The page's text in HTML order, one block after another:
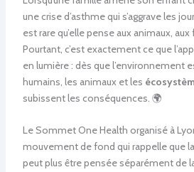
une crise d’asthme qui s’aggrave les
est rare qu’elle pense aux animaux,
Pourtant, c’est exactement ce que
en lumière : dès que l’environnement
humains, les animaux et les
subissent les conséquences. 🌍
Le Sommet One Health organisé à
mouvement de fond qui rappelle que la
peut plus être pensée séparément de